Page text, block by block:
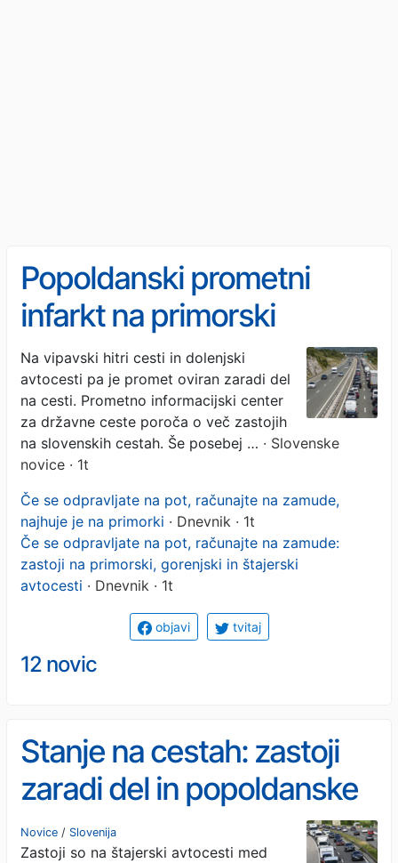
Popoldanski prometni
infarkt na primorski
avtocesti, zastoj tudi na
štajerski
Na vipavski hitri cesti in dolenjski
avtocesti pa je promet oviran zaradi del
na cesti. Prometno informacijski center
za državne ceste poroča o več zastojih
na slovenskih cestah. Še posebej … · Slovenske
novice · 1t
Če se odpravljate na pot, računajte na zamude,
najhuje je na primorki · Dnevnik · 1t
Če se odpravljate na pot, računajte na zamude:
zastoji na primorski, gorenjski in štajerski
avtocesti · Dnevnik · 1t
objavi tvitaj
12 novic
Stanje na cestah: zastoji
zaradi del in popoldanske
konice
Novice / Slovenija
Zastoji so na štajerski avtocesti med